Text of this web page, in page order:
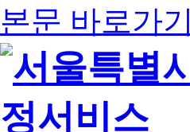
본문 바로가기